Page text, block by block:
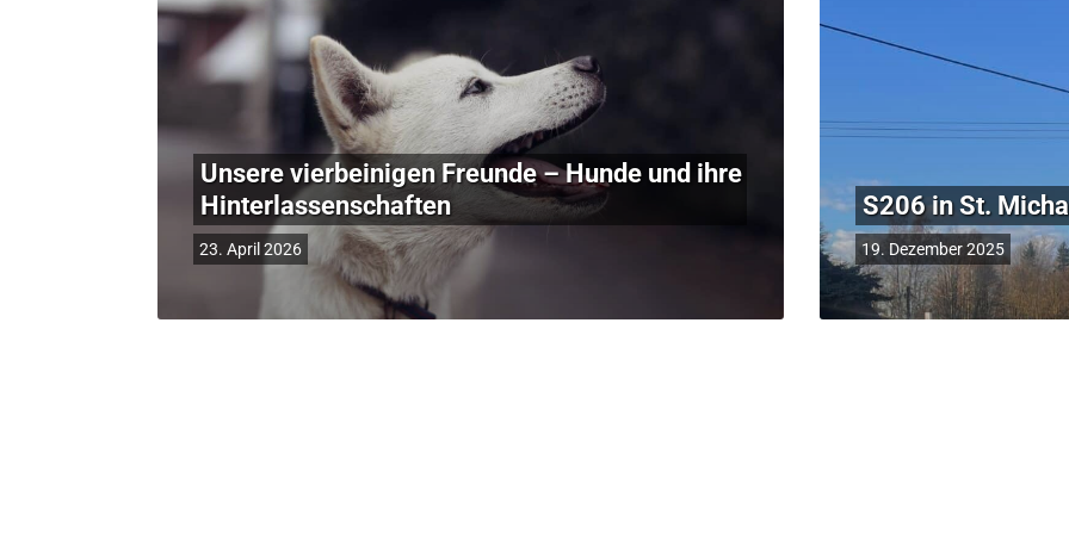
Unsere vierbeinigen Freunde – Hunde und ihre
Hinterlassenschaften
23. April 2026
S206 in St.
19. Dezember 2025